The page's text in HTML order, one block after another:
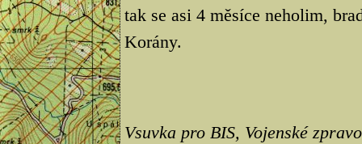
tak se asi 4 měsíce neholim,
Korány.
Vsuvka pro BIS, Vojenské